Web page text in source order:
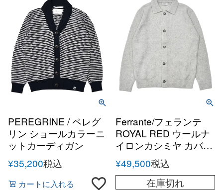
PEREGRINE / ペレグ
リン ショールカラーニ
ットカーディガン
¥35,200税込
カートに入れる
Ferrante/フェランテ
ROYAL RED ウールナ
イロンカシミヤ カバー
オールニットカーディ
ガン
¥49,500税込
在庫切れ